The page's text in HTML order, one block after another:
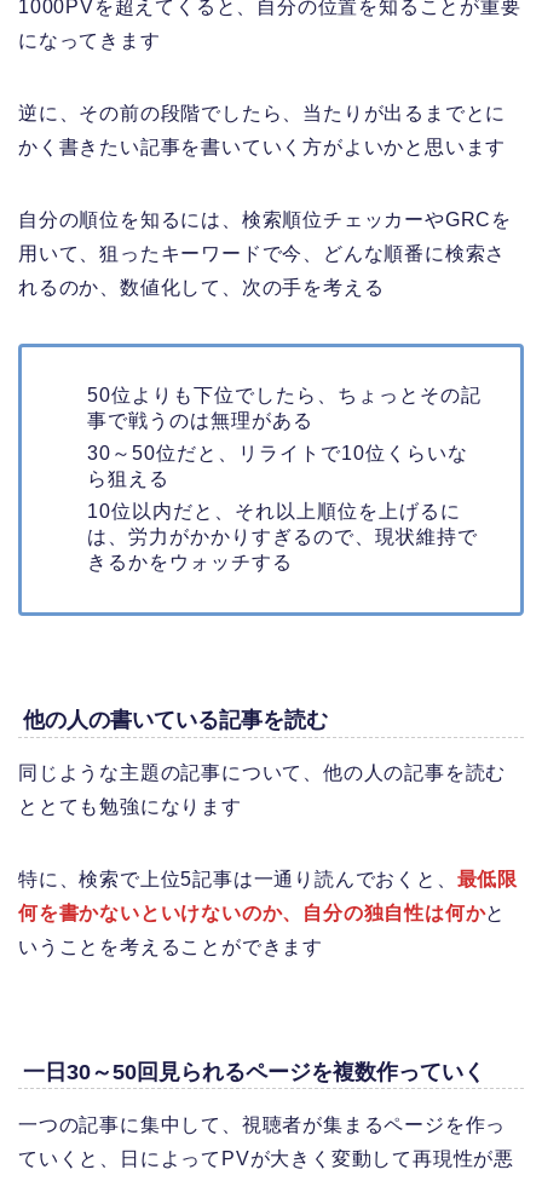
1000PVを超えてくると、自分の位置を知ることが重要
になってきます
逆に、その前の段階でしたら、当たりが出るまでとに
かく書きたい記事を書いていく方がよいかと思います
自分の順位を知るには、検索順位チェッカーやGRCを
用いて、狙ったキーワードで今、どんな順番に検索さ
れるのか、数値化して、次の手を考える
50位よりも下位でしたら、ちょっとその記
事で戦うのは無理がある
30～50位だと、リライトで10位くらいな
ら狙える
10位以内だと、それ以上順位を上げるに
は、労力がかかりすぎるので、現状維持で
きるかをウォッチする
他の人の書いている記事を読む
同じような主題の記事について、他の人の記事を読む
ととても勉強になります
特に、検索で上位5記事は一通り読んでおくと、 最低限
何を書かないといけないのか、自分の独自性は何かと
いうことを考えることができます
一日30～50回見られるページを複数作っていく
一つの記事に集中して、視聴者が集まるページを作っ
ていくと、日によってPVが大きく変動して再現性が悪